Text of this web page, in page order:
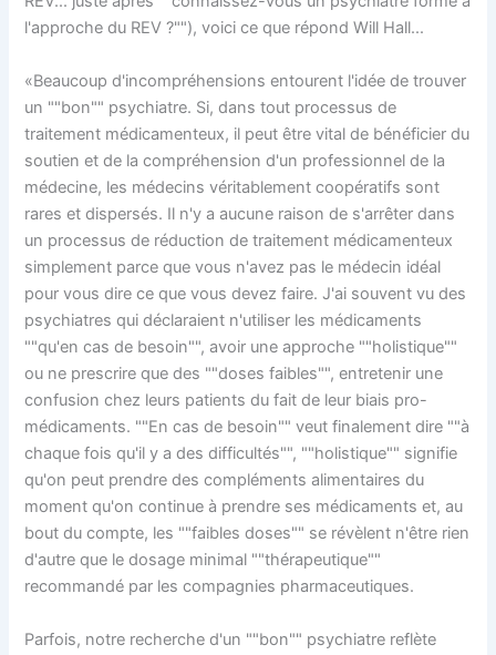
l'approche du REV ?""), voici ce que répond Will Hall...
«Beaucoup d'incompréhensions entourent l'idée de trouver
un ""bon"" psychiatre. Si, dans tout processus de
traitement médicamenteux, il peut être vital de bénéficier du
soutien et de la compréhension d'un professionnel de la
médecine, les médecins véritablement coopératifs sont
rares et dispersés. Il n'y a aucune raison de s'arrêter dans
un processus de réduction de traitement médicamenteux
simplement parce que vous n'avez pas le médecin idéal
pour vous dire ce que vous devez faire. J'ai souvent vu des
psychiatres qui déclaraient n'utiliser les médicaments
""qu'en cas de besoin"", avoir une approche ""holistique""
ou ne prescrire que des ""doses faibles"", entretenir une
confusion chez leurs patients du fait de leur biais pro-
médicaments. ""En cas de besoin"" veut finalement dire ""à
chaque fois qu'il y a des difficultés"", ""holistique"" signifie
qu'on peut prendre des compléments alimentaires du
moment qu'on continue à prendre ses médicaments et, au
bout du compte, les ""faibles doses"" se révèlent n'être rien
d'autre que le dosage minimal ""thérapeutique""
recommandé par les compagnies pharmaceutiques.
Parfois, notre recherche d'un ""bon"" psychiatre reflète